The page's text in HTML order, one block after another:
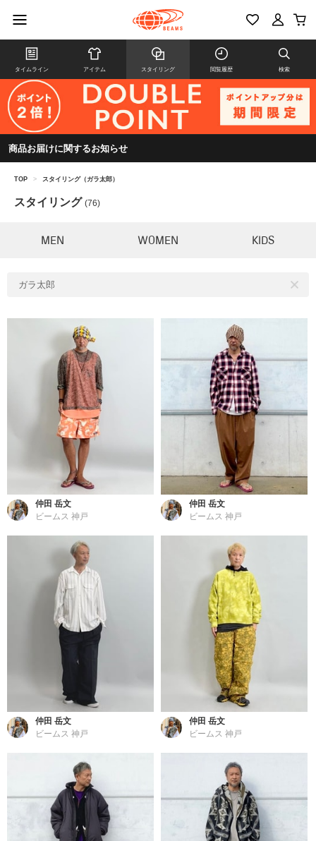
タイムライン アイテム スタイリング 閲覧履歴 検索
商品お届けに関するお知らせ
TOP > スタイリング（ガラ太郎）
スタイリング (76)
MEN WOMEN KIDS
ガラ太郎
仲田 岳文
ビームス 神戸
仲田 岳文
ビームス 神戸
仲田 岳文
ビームス 神戸
仲田 岳文
ビームス 神戸